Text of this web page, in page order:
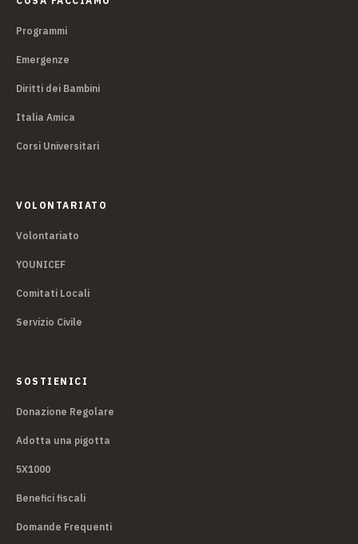
Programmi
Emergenze
Diritti dei Bambini
Italia Amica
Corsi Universitari
VOLONTARIATO
Volontariato
YOUNICEF
Comitati Locali
Servizio Civile
SOSTIENICI
Donazione Regolare
Adotta una pigotta
5X1000
Benefici fiscali
Domande Frequenti